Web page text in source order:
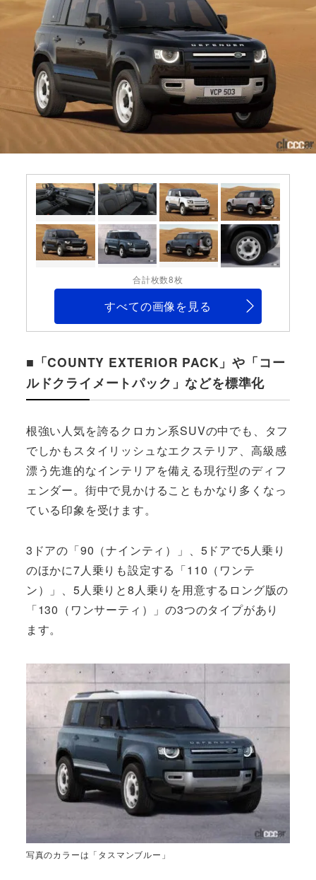
合計枚数8枚
すべての画像を見る
■「COUNTY EXTERIOR PACK」や「コー
ルドクライメートパック」などを標準化
根強い人気を誇るクロカン系SUVの中でも、タフ
でしかもスタイリッシュなエクステリア、高級感
漂う先進的なインテリアを備える現行型のディフ
ェンダー。街中で見かけることもかなり多くなっ
ている印象を受けます。
3ドアの「90（ナインティ）」、5ドアで5人乗り
のほかに7人乗りも設定する「110（ワンテ
ン）」、5人乗りと8人乗りを用意するロング版の
「130（ワンサーティ）」の3つのタイプがあり
ます。
写真のカラーは「タスマンブルー」